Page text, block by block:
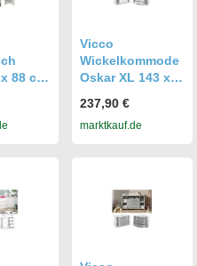
88 cm,
Vicco
Wickelkommode
Oskar XL 143 x
Wickeltisch inkl.
Wickelauflage
237,90 €
marktkauf.de